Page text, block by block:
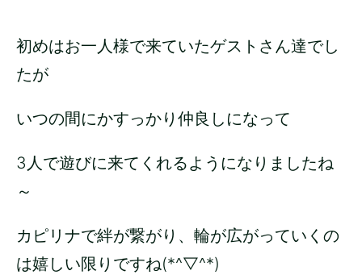
初めはお一人様で来ていたゲストさん達でし
たが
いつの間にかすっかり仲良しになって
3人で遊びに来てくれるようになりましたね
～
カピリナで絆が繋がり、輪が広がっていくの
は嬉しい限りですね(*^▽^*)